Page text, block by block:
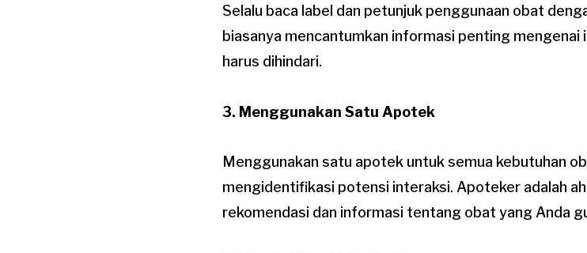
Selalu baca label dan petunjuk penggunaan obat
biasanya mencantumkan informasi penting mengenai
harus dihindari.
3. Menggunakan Satu Apotek
Menggunakan satu apotek untuk semua kebutuhan
mengidentifikasi potensi interaksi. Apoteker adalah
rekomendasi dan informasi tentang obat yang Anda